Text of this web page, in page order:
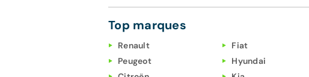
Top marques
Renault
Peugeot
Fiat
Hyundai